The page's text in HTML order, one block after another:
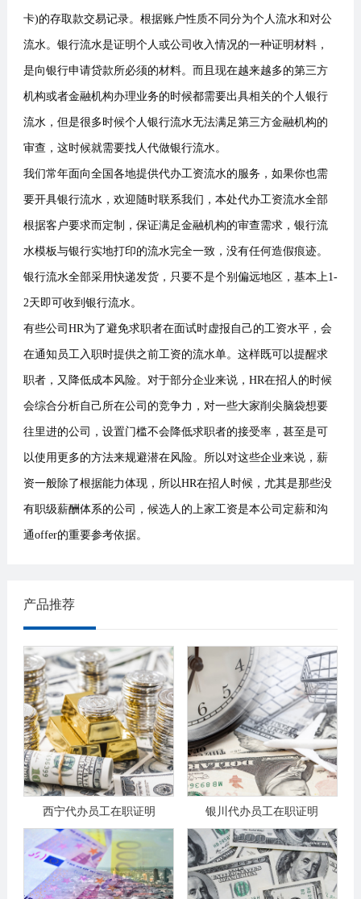
卡)的存取款交易记录。根据账户性质不同分为个人流水和对公
流水。银行流水是证明个人或公司收入情况的一种证明材料，
是向银行申请贷款所必须的材料。而且现在越来越多的第三方
机构或者金融机构办理业务的时候都需要出具相关的个人银行
流水，但是很多时候个人银行流水无法满足第三方金融机构的
审查，这时候就需要找人代做银行流水。
我们常年面向全国各地提供代办工资流水的服务，如果你也需
要开具银行流水，欢迎随时联系我们，本处代办工资流水全部
根据客户要求而定制，保证满足金融机构的审查需求，银行流
水模板与银行实地打印的流水完全一致，没有任何造假痕迹。
银行流水全部采用快递发货，只要不是个别偏远地区，基本上1-
2天即可收到银行流水。
有些公司HR为了避免求职者在面试时虚报自己的工资水平，会
在通知员工入职时提供之前工资的流水单。这样既可以提醒求
职者，又降低成本风险。对于部分企业来说，HR在招人的时候
会综合分析自己所在公司的竞争力，对一些大家削尖脑袋想要
往里进的公司，设置门槛不会降低求职者的接受率，甚至是可
以使用更多的方法来规避潜在风险。所以对这些企业来说，薪
资一般除了根据能力体现，所以HR在招人时候，尤其是那些没
有职级薪酬体系的公司，候选人的上家工资是本公司定薪和沟
通offer的重要参考依据。
产品推荐
西宁代办员工在职证明 银川代办员工在职证明